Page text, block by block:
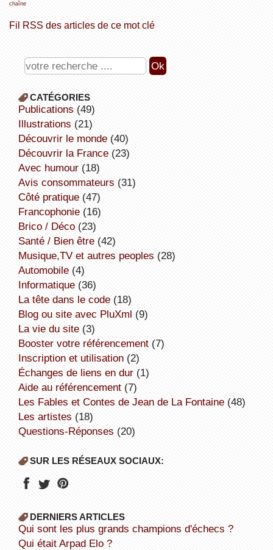
chaîne
Fil RSS des articles de ce mot clé
CATÉGORIES
publications (49)
illustrations (21)
découvrir le monde(40)
découvrir la France(23)
avec humour(18)
avis consommateurs (31)
côté pratique(47)
Francophonie(16)
Brico / Déco(23)
Santé / Bien être(42)
Musique,TV et autres peoples (28)
Automobile(4)
informatique(36)
la tête dans le code(18)
Blog ou site avec PluXml (9)
la vie du site(3)
booster votre référencement(7)
inscription et utilisation(2)
échanges de liens en dur(1)
aide au référencement(7)
Les Fables et Contes de Jean de La Fontaine(48)
Les artistes (18)
Questions-Réponses (20)
SUR LES RÉSEAUX SOCIAUX:
DERNIERS ARTICLES
Qui sont les plus grands champions d'échecs ?
Qui était Arpad Elo ?